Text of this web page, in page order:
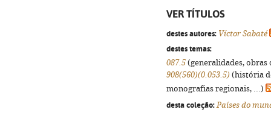
VER TÍTULOS
destes autores: Víctor Sabaté
destes temas:
087.5 (generalidades,
908(560)(0.053.5) (história
monografias regionais, ...)
desta coleção: Países do